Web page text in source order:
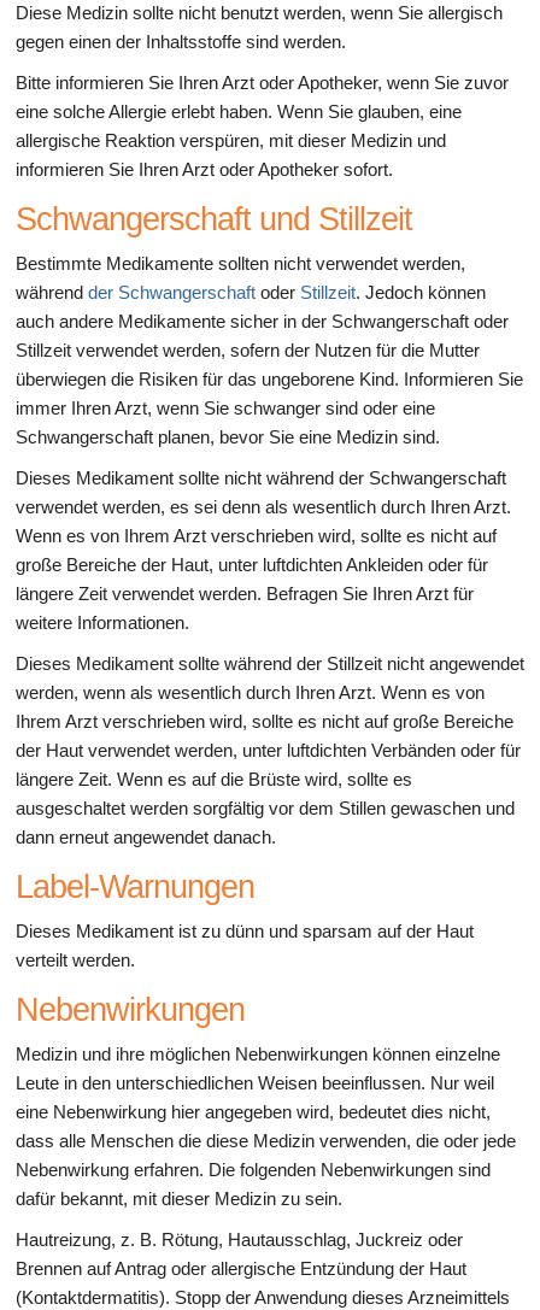
Diese Medizin sollte nicht benutzt werden, wenn Sie allergisch
gegen einen der Inhaltsstoffe sind werden.
Bitte informieren Sie Ihren Arzt oder Apotheker, wenn Sie zuvor
eine solche Allergie erlebt haben. Wenn Sie glauben, eine
allergische Reaktion verspüren, mit dieser Medizin und
informieren Sie Ihren Arzt oder Apotheker sofort.
Schwangerschaft und Stillzeit
Bestimmte Medikamente sollten nicht verwendet werden,
während der Schwangerschaft oder Stillzeit. Jedoch können
auch andere Medikamente sicher in der Schwangerschaft oder
Stillzeit verwendet werden, sofern der Nutzen für die Mutter
überwiegen die Risiken für das ungeborene Kind. Informieren Sie
immer Ihren Arzt, wenn Sie schwanger sind oder eine
Schwangerschaft planen, bevor Sie eine Medizin sind.
Dieses Medikament sollte nicht während der Schwangerschaft
verwendet werden, es sei denn als wesentlich durch Ihren Arzt.
Wenn es von Ihrem Arzt verschrieben wird, sollte es nicht auf
große Bereiche der Haut, unter luftdichten Ankleiden oder für
längere Zeit verwendet werden. Befragen Sie Ihren Arzt für
weitere Informationen.
Dieses Medikament sollte während der Stillzeit nicht angewendet
werden, wenn als wesentlich durch Ihren Arzt. Wenn es von
Ihrem Arzt verschrieben wird, sollte es nicht auf große Bereiche
der Haut verwendet werden, unter luftdichten Verbänden oder für
längere Zeit. Wenn es auf die Brüste wird, sollte es
ausgeschaltet werden sorgfältig vor dem Stillen gewaschen und
dann erneut angewendet danach.
Label-Warnungen
Dieses Medikament ist zu dünn und sparsam auf der Haut
verteilt werden.
Nebenwirkungen
Medizin und ihre möglichen Nebenwirkungen können einzelne
Leute in den unterschiedlichen Weisen beeinflussen. Nur weil
eine Nebenwirkung hier angegeben wird, bedeutet dies nicht,
dass alle Menschen die diese Medizin verwenden, die oder jede
Nebenwirkung erfahren. Die folgenden Nebenwirkungen sind
dafür bekannt, mit dieser Medizin zu sein.
Hautreizung, z. B. Rötung, Hautausschlag, Juckreiz oder
Brennen auf Antrag oder allergische Entzündung der Haut
(Kontaktdermatitis). Stopp der Anwendung dieses Arzneimittels